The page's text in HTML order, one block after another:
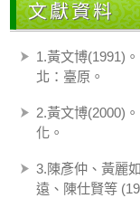
文獻資料
1.黃文博(1991)
北：臺原。
2.黃文博(2000)
化。
3.陳彥仲、黃麗
遠、陳仕賢等